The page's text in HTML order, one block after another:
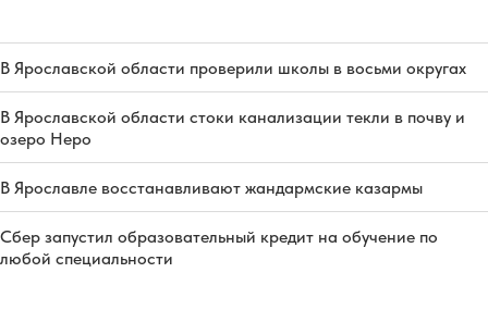
В Ярославской области проверили школы в восьми округах
В Ярославской области стоки канализации текли в почву и
озеро Неро
В Ярославле восстанавливают жандармские казармы
Сбер запустил образовательный кредит на обучение по
любой специальности